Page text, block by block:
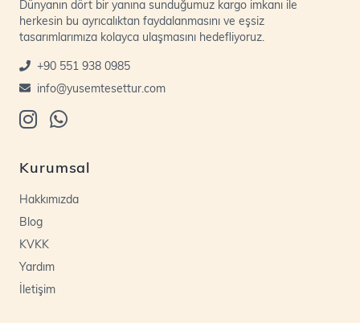
Dünyanın dört bir yanına sunduğumuz kargo imkanı ile
herkesin bu ayrıcalıktan faydalanmasını ve eşsiz
tasarımlarımıza kolayca ulaşmasını hedefliyoruz.
+90 551 938 0985
info@yusemtesettur.com
Kurumsal
Hakkımızda
Blog
KVKK
Yardım
İletişim